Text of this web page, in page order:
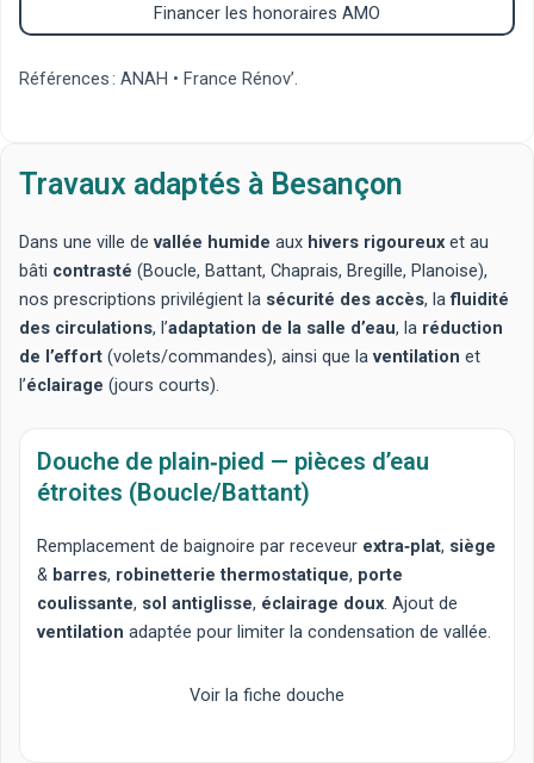
Financer les honoraires AMO
Références : ANAH • France Rénov’
Travaux adaptés à Besançon
Dans une ville de vallée humide aux hivers rigoureuxet au
bâti contrasté (Boucle, Battant, Chaprais, Bregille, Planoise),
nos prescriptions privilégient la sécurité des accès, lafluidité
des circulations, l’adaptation de la salle d’eau, la réduction
de l’effort(volets/commandes), ainsi que la ventilation et
l’éclairage (jours courts).
Douche de plain‑pied — pièces d’eau
étroites (Boucle/Battant)
Remplacement de baignoire par receveur extra‑plat, siège
& barres, robinetterie thermostatique, porte
coulissante, sol antiglisse, éclairage doux. Ajout de
ventilation adaptée pour limiter la condensation de vallée.
Voir la fiche douche